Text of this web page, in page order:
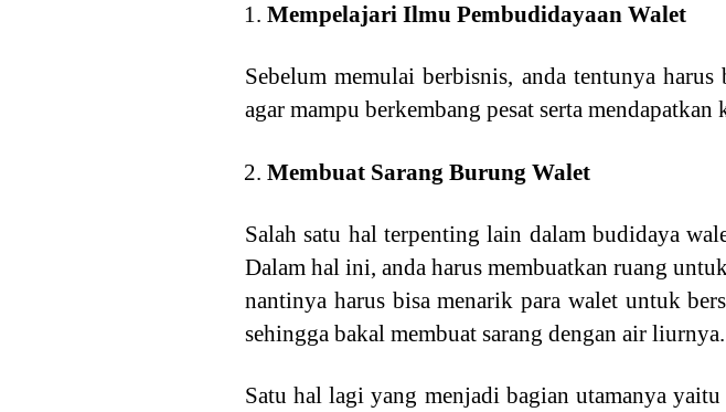
Mempelajari Ilmu Pembudidayaan Walet
Sebelum memulai berbisnis, anda tentunya
agar mampu berkembang pesat serta
Membuat Sarang Burung Walet
Salah satu hal terpenting lain dalam budidaya
Dalam hal ini, anda harus membuatkan ruang
nantinya harus bisa menarik para walet untuk
sehingga bakal membuat sarang dengan air liurnya.
Satu hal lagi yang menjadi bagian utamanya